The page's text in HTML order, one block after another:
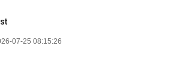
07-25 08:15:26